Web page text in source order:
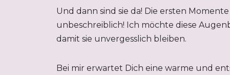
Und dann sind sie da! Die ersten
unbeschreiblich! Ich möchte diese
damit sie unvergesslich bleiben.
Bei mir erwartet Dich eine warme und